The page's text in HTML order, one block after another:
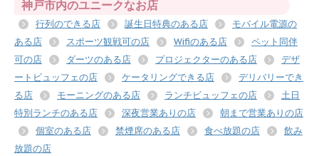
神戸市内のユニークなお店
行列のできる店 誕生日特典のある店
モバイル電源の
ある店
スポーツ観戦可の店 Wifiのある店
ペット同伴
可の店
ダーツのある店 プロジェクターのある店
デザ
ートビュッフェの店
ケータリングできる店
デリバリーでき
る店
モーニングのある店 ランチビュッフェの店
土日
特別ランチのある店
深夜営業ありの店
朝まで営業ありの店
個室のある店
禁煙席のある店 食べ放題の店
飲み
放題の店